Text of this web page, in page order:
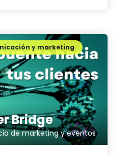
Bridge
de marketing y eventos
y marketing